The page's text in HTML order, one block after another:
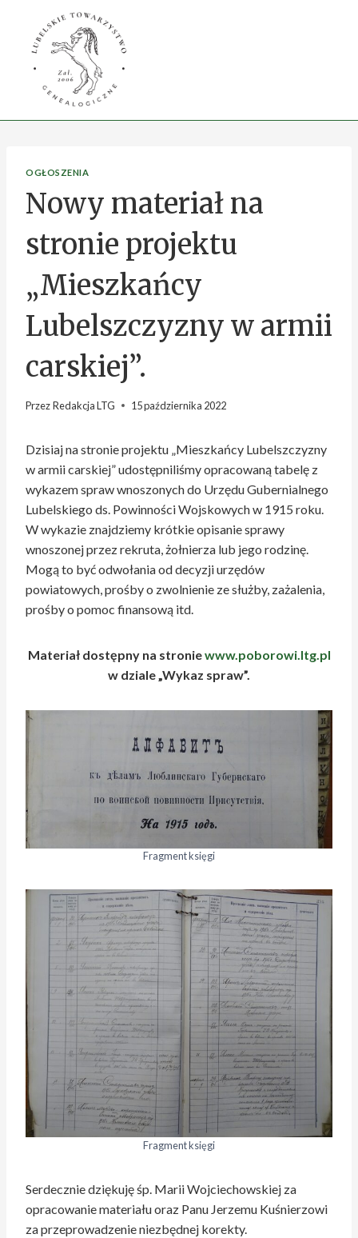
OGŁOSZENIA
Nowy materiał na
stronie projektu
„Mieszkańcy
Lubelszczyzny w armii
carskiej”.
PrzezRedakcja LTG 15 października 2022
Dzisiaj na stronie projektu „Mieszkańcy Lubelszczyzny
w armii carskiej” udostępniliśmy opracowaną tabelę z
wykazem spraw wnoszonych do Urzędu Gubernialnego
Lubelskiego ds. Powinności Wojskowych w 1915 roku.
W wykazie znajdziemy krótkie opisanie sprawy
wnoszonej przez rekruta, żołnierza lub jego rodzinę.
Mogą to być odwołania od decyzji urzędów
powiatowych, prośby o zwolnienie ze służby, zażalenia,
prośby o pomoc finansową itd.
Materiał dostępny na stroniewww.poborowi.ltg.pl
w dziale „Wykaz spraw”.
Fragment księgi
Fragment księgi
Serdecznie dziękuję śp. Marii Wojciechowskiej za
opracowanie materiału oraz Panu Jerzemu Kuśnierzowi
za przeprowadzenie niezbędnej korekty.